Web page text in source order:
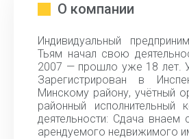
О компании
Индивидуальный
Тьям начал свою
2007 — прошло уже 18 лет.
Зарегистрирован в
Минскому району, учётный
районный исполнительный
деятельности: Сдача внаем
арендуемого недвижимого